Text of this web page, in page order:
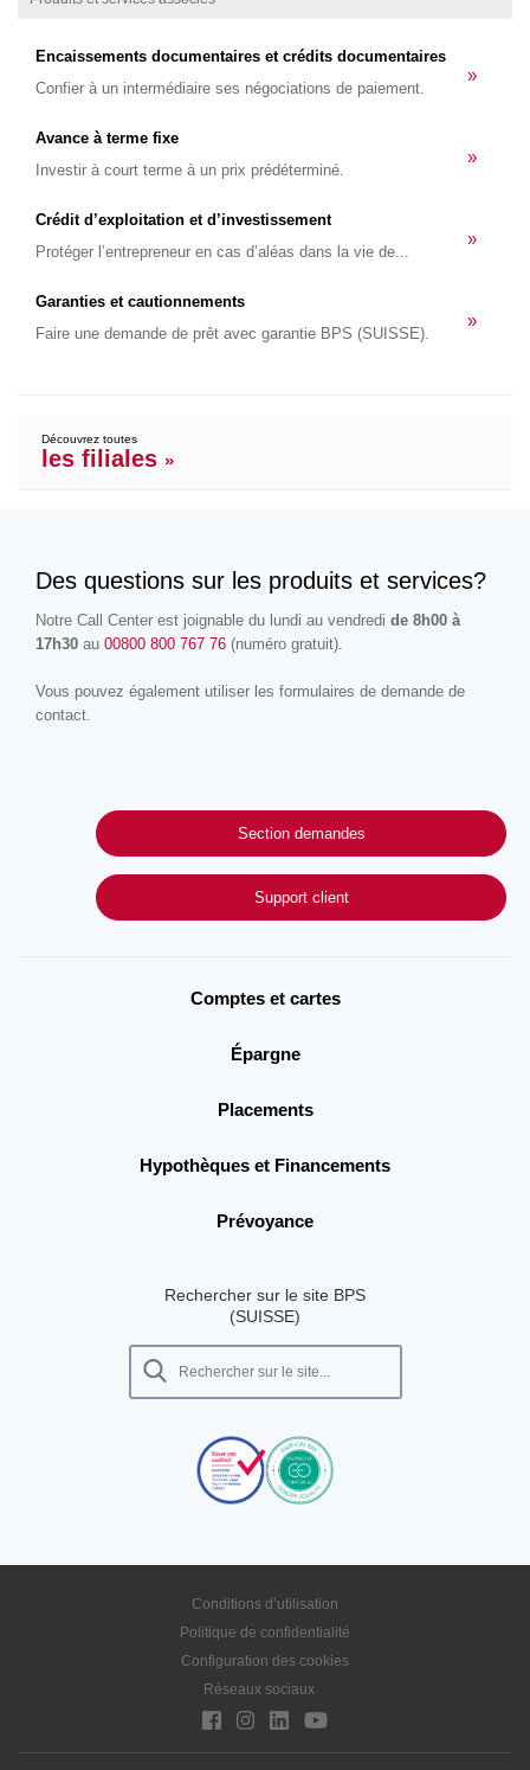
Encaissements documentaires et crédits documentaires
Confier à un intermédiaire ses négociations de paiement.
»
Avance à terme fixe
Investir à court terme à un prix prédéterminé.
»
Crédit d’exploitation et d’investissement
Protéger l’entrepreneur en cas d’aléas dans la vie de...
»
Garanties et cautionnements
Faire une demande de prêt avec garantie BPS (SUISSE).
»
Découvrez toutes
les filiales »
Des questions sur les produits et services?
Notre Call Center est joignable du lundi au vendredi de 8h00 à
17h30 au 00800 800 767 76 (numéro gratuit).
Vous pouvez également utiliser les formulaires de demande de
contact.
Section demandes
Support client
Comptes et cartes
Épargne
Placements
Hypothèques et Financements
Prévoyance
Rechercher sur le site BPS
(SUISSE)
Conditions d’utilisation
Politique de confidentialité
Configuration des cookies
Réseaux sociaux